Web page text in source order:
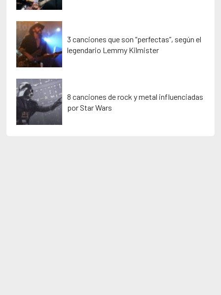
3 canciones que son “perfectas”, según el
legendario Lemmy Kilmister
8 canciones de rock y metal influenciadas
por Star Wars